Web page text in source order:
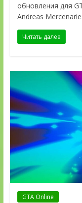
обновления для
Andreas
Читать далее
GTA Online